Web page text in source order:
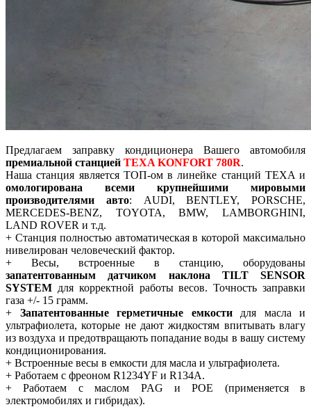
Предлагаем заправку кондиционера Вашего автомобиля
премиальной станцией TEXA KONFORT 780R.
Наша станция является ТОП-ом в линейке станций TEXA и
омологирована всеми крупнейшими мировыми
производителями авто: AUDI, BENTLEY, PORSCHE,
MERCEDES-BENZ, TOYOTA, BMW, LAMBORGHINI,
LAND ROVER и т.д.
+ Станция полностью автоматическая в которой максимально
нивелирован человеческий фактор.
+ Весы, встроенные в станцию, оборудованы
запатентованным датчиком наклона TILT SENSOR
SYSTEM для корректной работы весов. Точность заправки
газа +/- 15 грамм.
+ Запатентованные герметичные емкостидля масла и
ультрафиолета, которые не дают жидкостям впитывать влагу
из воздуха и предотвращають попадание воды в вашу систему
кондиционирования.
+ Встроенные весы в емкости для масла и ультрафиолета.
+ Работаем с фреоном R1234YF и R134А.
+ Работаем с маслом PAG и POE (применяется в
электромобилях и гибридах).